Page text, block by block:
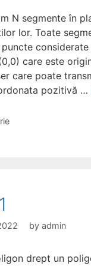
N segmente în
lor. Toate
care este
care poate
pozitivă …
by admin
drept un